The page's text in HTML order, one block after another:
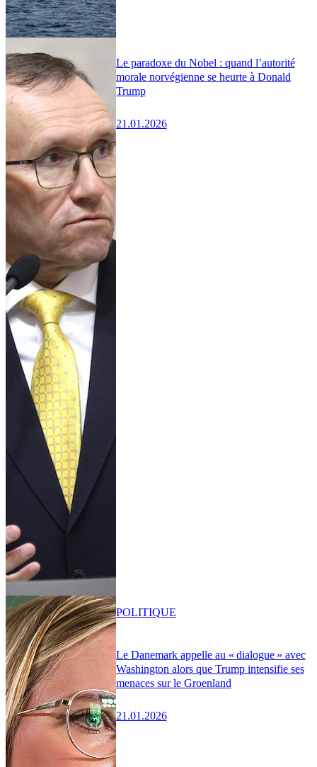
Le paradoxe du Nobel : quand l’autorité
morale norvégienne se heurte à Donald
Trump
21.01.2026
Le Danemark appelle au « dialogue » avec
Washington alors que Trump intensifie ses
menaces sur le Groenland
21.01.2026
POLITIQUE